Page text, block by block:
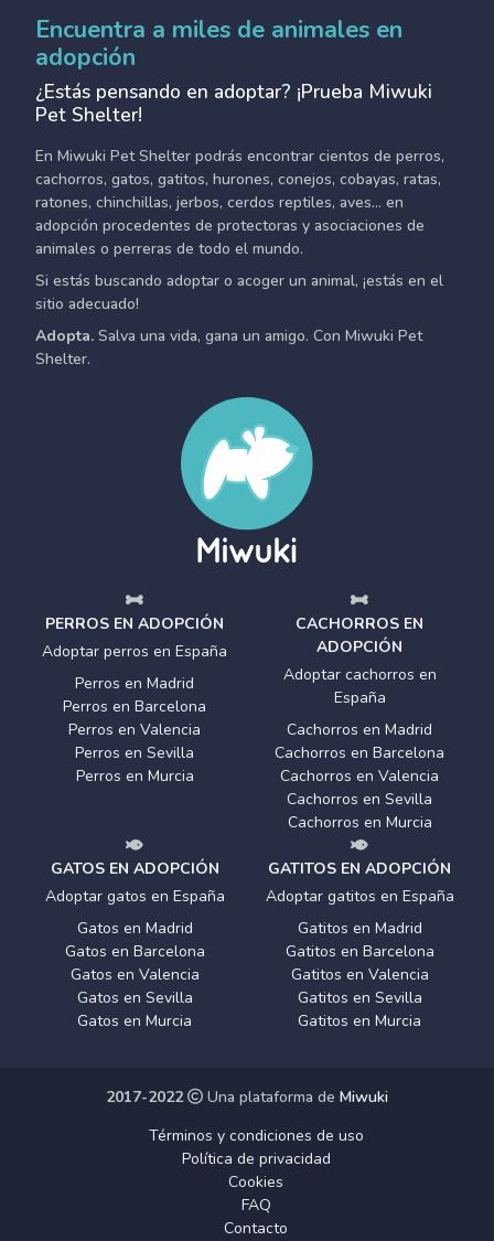
Encuentra a miles de animales en
adopción
¿Estás pensando en adoptar? ¡Prueba Miwuki
Pet Shelter!
En Miwuki Pet Shelter podrás encontrar cientos de perros,
cachorros, gatos, gatitos, hurones, conejos, cobayas, ratas,
ratones, chinchillas, jerbos, cerdos reptiles, aves... en
adopción procedentes de protectoras y asociaciones de
animales o perreras de todo el mundo.
Si estás buscando adoptar o acoger un animal, ¡estás en el
sitio adecuado!
Adopta. Salva una vida, gana un amigo. Con Miwuki Pet
Shelter.
PERROS EN ADOPCIÓN
Adoptar perros en España
Perros en Madrid
Perros en Barcelona
Perros en Valencia
Perros en Sevilla
Perros en Murcia
CACHORROS EN
ADOPCIÓN
Adoptar cachorros en
España
Cachorros en Madrid
Cachorros en Barcelona
Cachorros en Valencia
Cachorros en Sevilla
Cachorros en Murcia
GATOS EN ADOPCIÓN
Adoptar gatos en España
Gatos en Madrid
Gatos en Barcelona
Gatos en Valencia
Gatos en Sevilla
Gatos en Murcia
GATITOS EN ADOPCIÓN
Adoptar gatitos en España
Gatitos en Madrid
Gatitos en Barcelona
Gatitos en Valencia
Gatitos en Sevilla
Gatitos en Murcia
2017-2022 Una plataforma de Miwuki
Términos y condiciones de uso
Política de privacidad
Cookies
FAQ
Contacto